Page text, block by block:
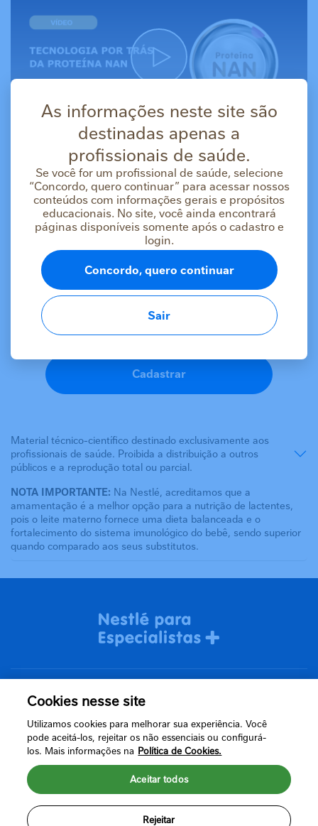
As informações deste conteúdo estão
destinadas apenas a profissionais da saúde
Se você é um profissional da saúde, faça login ou
Logar
Cadastrar
As informações neste site são
destinadas apenas a
profissionais de saúde.
Se você for um profissional de saúde, selecione
“Concordo, quero continuar” para acessar nossos
conteúdos com informações gerais e propósitos
educacionais. No site, você ainda encontrará
páginas disponíveis somente após o cadastro e
login.
Concordo, quero continuar
Sair
Material técnico-científico destinado exclusivamente aos
profissionais de saúde. Proibida a distribuição a outros
públicos e a reprodução total ou parcial.
NOTA IMPORTANTE: Na Nestlé, acreditamos que a
amamentação é a melhor opção para a nutrição de lactentes,
pois o leite materno fornece uma dieta balanceada e o
fortalecimento do sistema imunológico do bebê, sendo superior
quando comparado aos seus substitutos.
Termos de uso
Política de Privacidade
Cookies nesse site
Utilizamos cookies para melhorar sua experiência. Você
pode aceitá-los, rejeitar os não essenciais ou configurá-
los. Mais informações na Política de Cookies.
Rejeitar
Aceitar todos